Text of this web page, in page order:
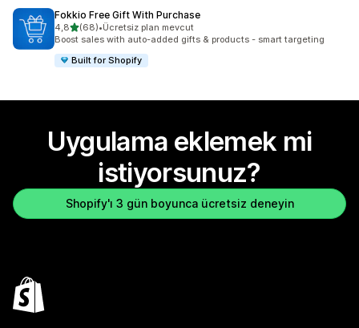
Fokkio Free Gift With Purchase
4,85 yıldız üzerinden
(68)
toplam 68 değerlendirme
•Ücretsiz plan mevcut
Boost sales with auto-added gifts & products - smart targeting
Built for Shopify
Uygulama eklemek mi
istiyorsunuz?
Shopify'ı 3 gün boyunca ücretsiz deneyin